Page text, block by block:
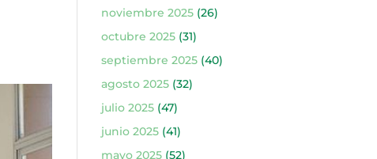
noviembre 2025(26)
octubre 2025(31)
septiembre 2025(40)
agosto 2025(32)
julio 2025(47)
junio 2025(41)
mayo 2025(52)